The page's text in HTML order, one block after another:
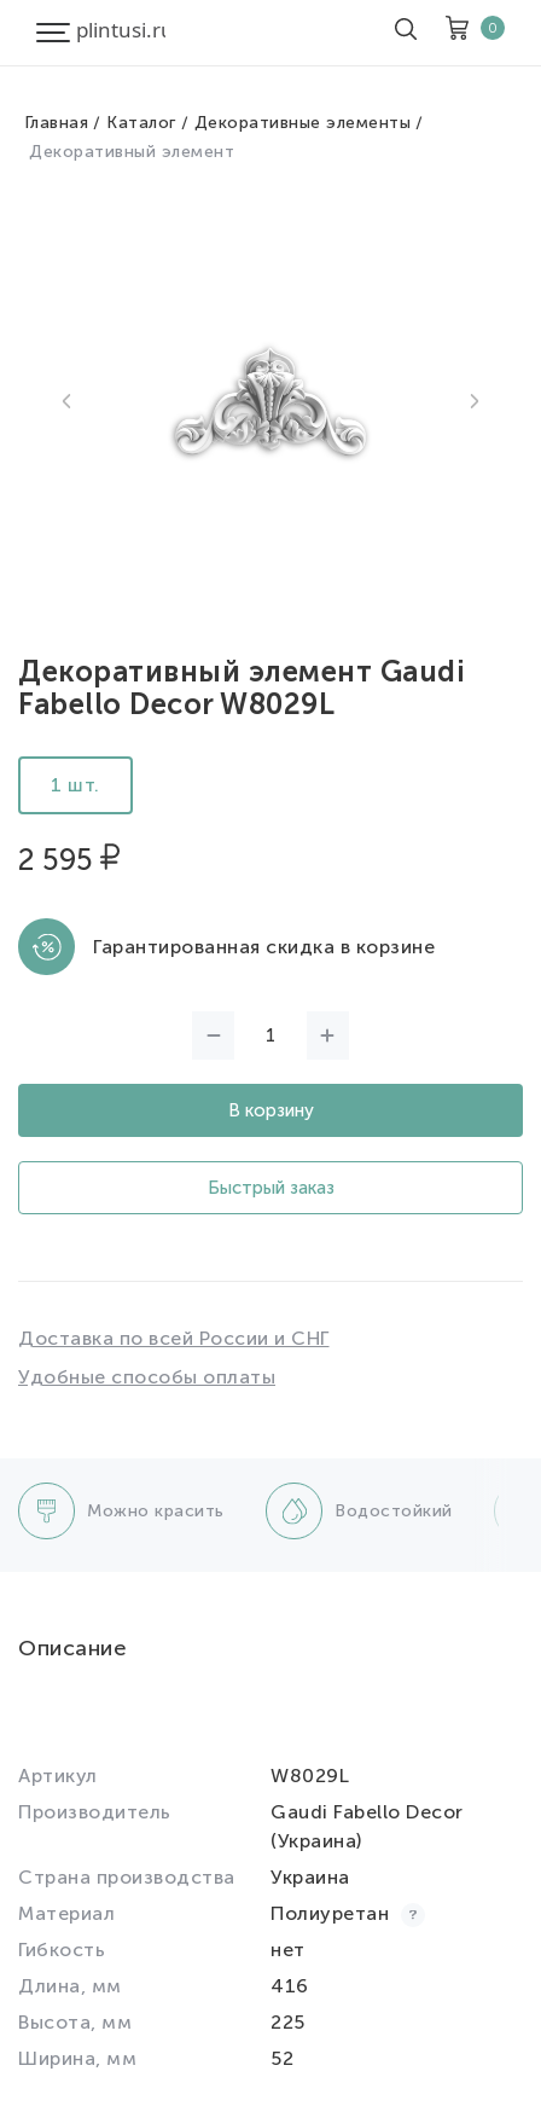
0
Главная Каталог
Декоративные элементы
Декоративный элемент
Декоративный элемент Gaudi
Fabello Decor W8029L
1 шт.
2 595
Гарантированная скидка в корзине
В корзину
Быстрый заказ
Доставка по всей России и СНГ
Удобные способы оплаты
Можно красить Водостойкий
Описание
Артикул
W8029L
Производитель
Gaudi Fabello Decor
(Украина)
Страна производства
Украина
Материал
Полиуретан
Гибкость
нет
Длина, мм
416
Высота, мм
225
Ширина, мм
52